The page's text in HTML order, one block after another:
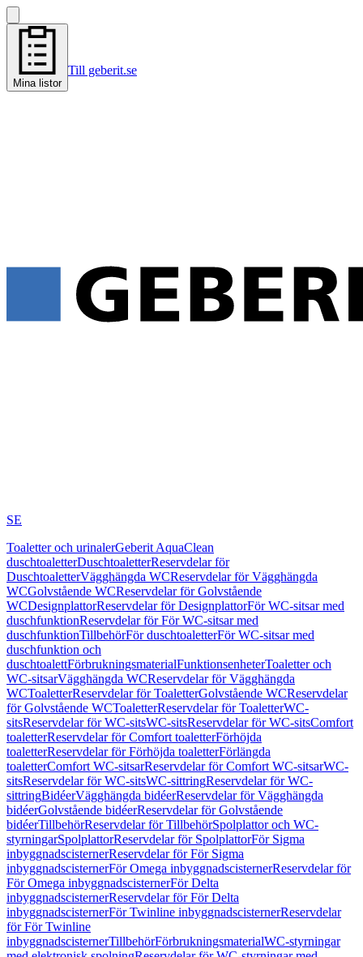
Mina listor
Till geberit.se
SE
Toaletter och urinalerGeberit AquaClean
duschtoaletterDuschtoaletterReservdelar för
DuschtoaletterVägghängda WCReservdelar för Vägghängda
WCGolvstående WCReservdelar för Golvstående
WCDesignplattorReservdelar för DesignplattorFör WC-sitsar med
duschfunktionReservdelar för För WC-sitsar med
duschfunktionTillbehörFör duschtoaletterFör WC-sitsar med
duschfunktion och
duschtoalettFörbrukningsmaterialFunktionsenheterToaletter och
WC-sitsarVägghängda WCReservdelar för Vägghängda
WCToaletterReservdelar för ToaletterGolvstående WCReservdelar
för Golvstående WCToaletterReservdelar för ToaletterWC-
sitsReservdelar för WC-sitsWC-sitsReservdelar för WC-sitsComfort
toaletterReservdelar för Comfort toaletterFörhöjda
toaletterReservdelar för Förhöjda toaletterFörlängda
toaletterComfort WC-sitsarReservdelar för Comfort WC-sitsarWC-
sitsReservdelar för WC-sitsWC-sittringReservdelar för WC-
sittringBidéerVägghängda bidéerReservdelar för Vägghängda
bidéerGolvstående bidéerReservdelar för Golvstående
bidéerTillbehörReservdelar för TillbehörSpolplattor och WC-
styrningarSpolplattorReservdelar för SpolplattorFör Sigma
inbyggnadscisternerReservdelar för För Sigma
inbyggnadscisternerFör Omega inbyggnadscisternerReservdelar för
För Omega inbyggnadscisternerFör Delta
inbyggnadscisternerReservdelar för För Delta
inbyggnadscisternerFör Twinline inbyggnadscisternerReservdelar
för För Twinline
inbyggnadscisternerTillbehörFörbrukningsmaterialWC-styrningar